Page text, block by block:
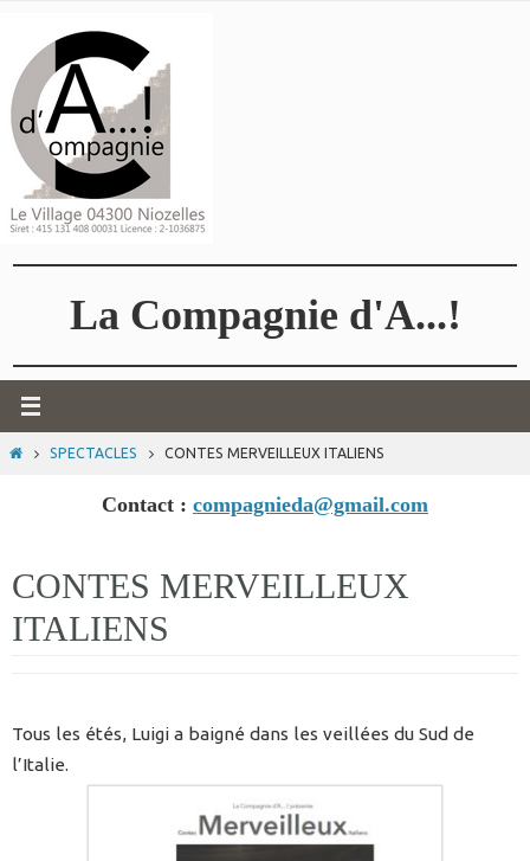
contenu
La Compagnie d'A...!
HOMESPECTACLES CONTES MERVEILLEUX ITALIENS
Contact : compagnieda@gmail.com
CONTES MERVEILLEUX
ITALIENS
Tous les étés, Luigi a baigné dans les veillées du Sud de
l’Italie.